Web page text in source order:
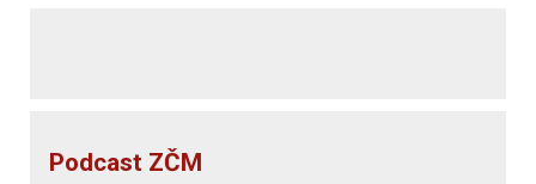
Podcast ZČM